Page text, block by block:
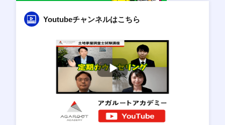
Youtubeチャンネルはこちら